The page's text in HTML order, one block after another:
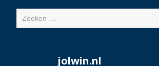
Zoeken
naar:
jolwin.nl